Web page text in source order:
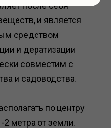
после себя
и является
средством
и дератизации
совместим с
и садоводства.
по центру
метра от земли.